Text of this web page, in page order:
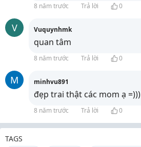
8 năm trước Trả lời 0
V Vuquynhmk
quan tâm
8 năm trước Trả lời 0
M minhvu891
đẹp trai thật các mom ạ =)))
8 năm trước Trả lời 0
TAGS